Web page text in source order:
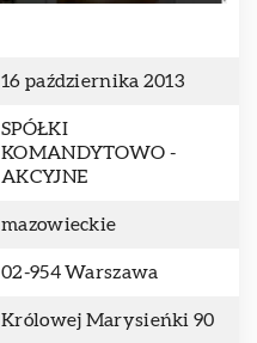
16 października 2013
SPÓŁKI
KOMANDYTOWO -
AKCYJNE
mazowieckie
02-954 Warszawa
Królowej Marysieńki 90